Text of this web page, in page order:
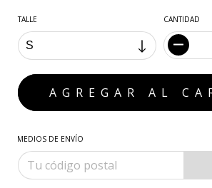
TALLE CANTIDAD
MEDIOS DE ENVÍO